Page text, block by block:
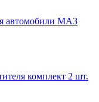
автомобили МАЗ